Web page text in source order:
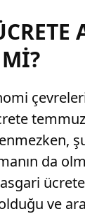
uzmanlar
Mİ?
da
ve